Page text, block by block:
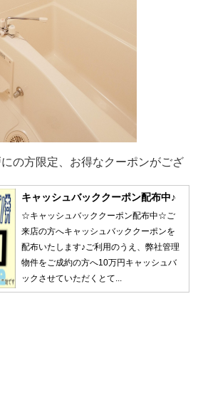
の方限定、お得なクーポンがござ
キャッシュバッククーポン配布中♪
☆キャッシュバッククーポン配布中☆ご
来店の方へキャッシュバッククーポンを
配布いたします♪ご利用のうえ、弊社管理
物件をご成約の方へ10万円キャッシュバ
ックさせていただくとて...